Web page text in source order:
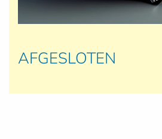
AFGESLOTEN